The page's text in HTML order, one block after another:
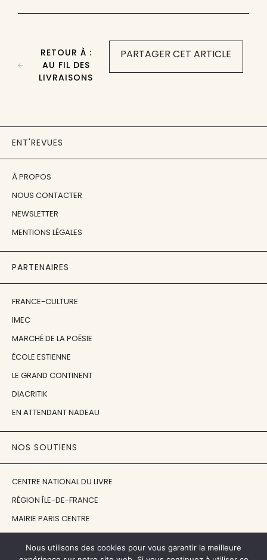
PARTAGER CET ARTICLE
RETOUR À :
AU FIL DES
LIVRAISONS
ENT'REVUES
À PROPOS
NOUS CONTACTER
NEWSLETTER
MENTIONS LÉGALES
PARTENAIRES
FRANCE-CULTURE
IMEC
MARCHÉ DE LA POÉSIE
ÉCOLE ESTIENNE
LE GRAND CONTINENT
DIACRITIK
EN ATTENDANT NADEAU
NOS SOUTIENS
CENTRE NATIONAL DU LIVRE
RÉGION ÎLE-DE-FRANCE
MAIRIE PARIS CENTRE
FONDATION JAN MICHALSKI
Nous utilisons des cookies pour vous garantir la meilleure